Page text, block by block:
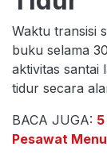
Waktu transisi
buku selama
aktivitas santai
tidur secara
BACA JUGA:
Pesawat